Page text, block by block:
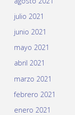
julio 2021
junio 2021
mayo 2021
abril 2021
marzo 2021
febrero 2021
enero 2021